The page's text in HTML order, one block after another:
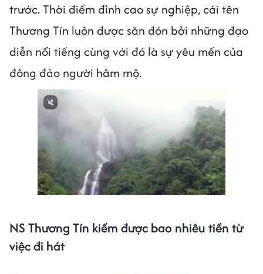
trước. Thời điểm đỉnh cao sự nghiệp, cái tên
Thương Tín luôn được săn đón bởi những đạo
diễn nổi tiếng cùng với đó là sự yêu mến của
đông đảo người hâm mộ.
NS Thương Tín kiếm được bao nhiêu tiền từ
việc đi hát